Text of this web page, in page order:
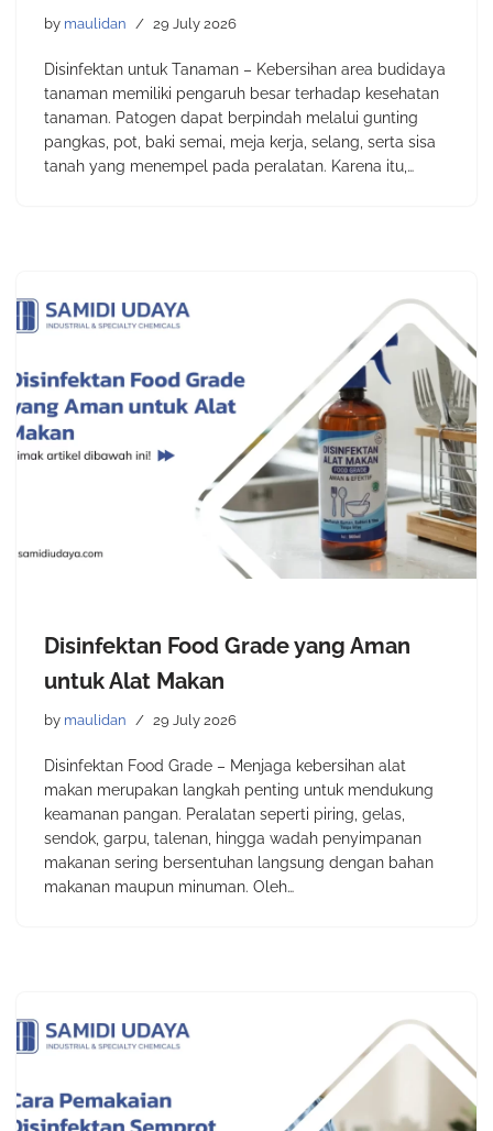
by maulidan 29 July 2026
Disinfektan untuk Tanaman – Kebersihan area budidaya
tanaman memiliki pengaruh besar terhadap kesehatan
tanaman. Patogen dapat berpindah melalui gunting
pangkas, pot, baki semai, meja kerja, selang, serta sisa
tanah yang menempel pada peralatan. Karena itu,…
Disinfektan Food Grade yang Aman
untuk Alat Makan
by maulidan 29 July 2026
Disinfektan Food Grade – Menjaga kebersihan alat
makan merupakan langkah penting untuk mendukung
keamanan pangan. Peralatan seperti piring, gelas,
sendok, garpu, talenan, hingga wadah penyimpanan
makanan sering bersentuhan langsung dengan bahan
makanan maupun minuman. Oleh…